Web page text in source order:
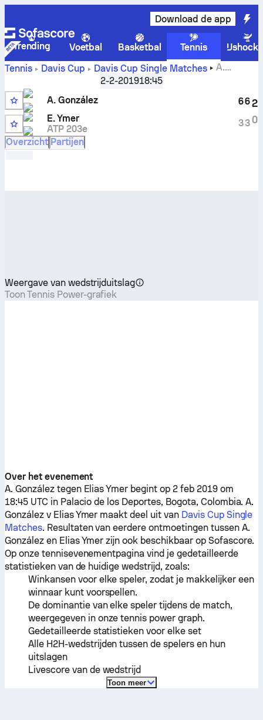
Download de app
Trending Voetbal Basketbal Tennis
Tennis
Davis Cup Davis Cup Single Matches
A.
Elias Ymerlivescore en H2H-resultaten
2-2-201918:45
A. González
E. Ymer
ATP 203e
6
3
6
3
2
0
Overzicht Partijen
Weergave van wedstrijduitslag
Toon Tennis Power-grafiek
Over het evenement
A. Gonzáleztegen Elias Ymer begint op 2 feb 2019 om
18:45 UTC in Palacio de los Deportes, Bogota, Colombia.A.
Gonzálezv Elias Ymer maakt deel uit van Davis Cup Single
Matches. Resultaten van eerdere ontmoetingen tussen A.
Gonzálezen Elias Ymer zijn ook beschikbaar op Sofascore.
Op onze tennisevenementpagina vind je gedetailleerde
statistieken van de huidige wedstrijd, zoals:
Winkansen voor elke speler, zodat je makkelijker een
winnaar kunt voorspellen.
De dominantie van elke speler tijdens de match,
weergegeven in onze tennis power graph.
Gedetailleerde statistieken voor elke set
Alle H2H-wedstrijden tussen de spelers en hun
uitslagen
Livescore van de wedstrijd
Toon meer